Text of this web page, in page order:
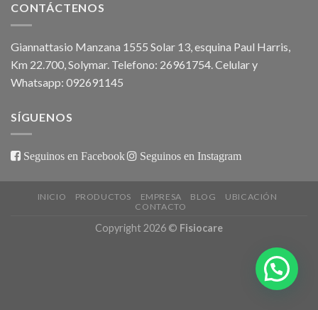
CONTÁCTENOS
Giannattasio Manzana 1555 Solar 13, esquina Paul Harris,
Km 22.700, Solymar. Telefono: 26961754. Celular y
Whatsapp: 092691145
SÍGUENOS
Seguinos en Facebook Seguinos en Instagram
INICIO PRODUCTOS EMPRESA BLOG
UBICACIÓN
CONTACTO
Copyright 2026 © Fisiocare